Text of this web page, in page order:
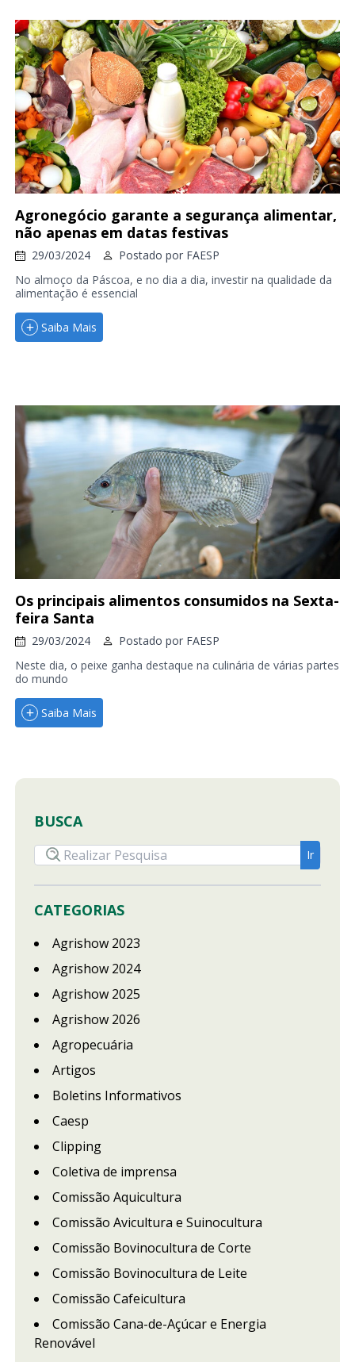
Agronegócio garante a segurança alimentar,
não apenas em datas festivas
29/03/2024 Postado por FAESP
No almoço da Páscoa, e no dia a dia, investir na qualidade da
alimentação é essencial
Saiba Mais
Os principais alimentos consumidos na Sexta-
feira Santa
29/03/2024 Postado por FAESP
Neste dia, o peixe ganha destaque na culinária de várias partes
do mundo
Saiba Mais
BUSCA
CATEGORIAS
Agrishow 2023
Agrishow 2024
Agrishow 2025
Agrishow 2026
Agropecuária
Artigos
Boletins Informativos
Caesp
Clipping
Coletiva de imprensa
Comissão Aquicultura
Comissão Avicultura e Suinocultura
Comissão Bovinocultura de Corte
Comissão Bovinocultura de Leite
Comissão Cafeicultura
Comissão Cana-de-Açúcar e Energia
Renovável